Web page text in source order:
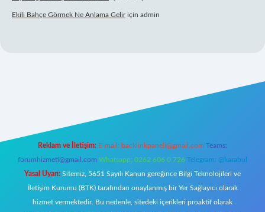
Ekili Bahçe Görmek Ne Anlama Geliriçin admin
Reklam ve İletişim: E-mail: backlinkpaneli@gmail.com Teams:
forumhizmeti@gmail.com Whatsapp: 0262 606 0 726 Telegram: @karabul
Yasal Uyarı: Sitemiz, 5651 Sayılı Kanun gereğince Bilgi Teknolojileri ve
İletişim Kurumu (BTK) tarafından onaylanmış bir Yer Sağlayıcı olarak
hizmet vermektedir. Bu nedenle, sitedeki içerikleri proaktif olarak